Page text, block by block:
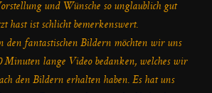
und Wünsche so unglaublich gut
hast ist schlicht bemerkenswert.
den fantastischen Bildern möchten wir uns
Minuten lange Video bedanken, welches wir
den Bildern erhalten haben. Es hat uns